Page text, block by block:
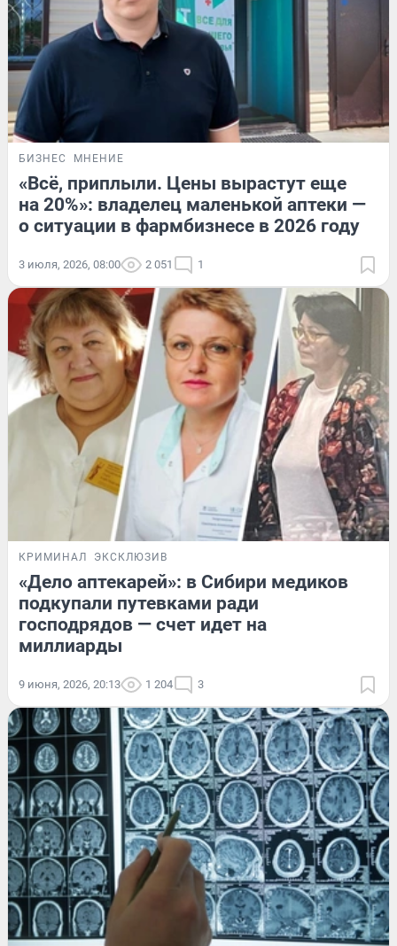
БИЗНЕС МНЕНИЕ
«Всё, приплыли. Цены вырастут еще
на 20%»: владелец маленькой аптеки —
о ситуации в фармбизнесе в 2026 году
3 июля, 2026, 08:00 2 051 1
КРИМИНАЛ ЭКСКЛЮЗИВ
«Дело аптекарей»: в Сибири медиков
подкупали путевками ради
господрядов — счет идет на
миллиарды
9 июня, 2026, 20:13 1 204 3